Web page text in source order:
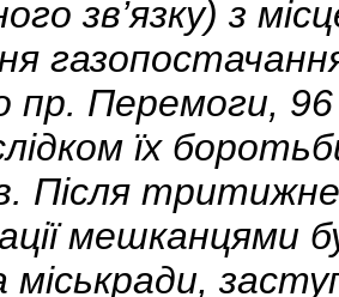
зв’язку) з
пр. Перемоги,
їх
Після
мешканцями